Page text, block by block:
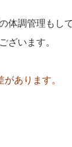
体調管理もし
ざいます。
あります。